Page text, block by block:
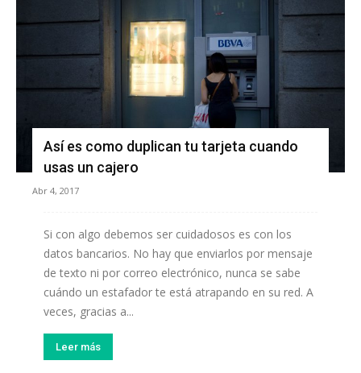
Así es como duplican tu tarjeta cuando
usas un cajero
Abr 4, 2017
Si con algo debemos ser cuidadosos es con los
datos bancarios. No hay que enviarlos por mensaje
de texto ni por correo electrónico, nunca se sabe
cuándo un estafador te está atrapando en su red. A
veces, gracias a...
Leer más